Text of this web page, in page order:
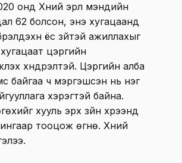
онд Хүний эрүүл мэндийн
62 болсон, энэ хугацаанд
ёс зүйтэй ажиллахыг
хугацаат цэргийн
хүндрэлтэй. Цэргийн алба
байгаа ч мэргэшсэн нь нэг
хэрэгтэй байна.
хууль эрх зүйн хүрээнд
тооцож өгнө. Хүний